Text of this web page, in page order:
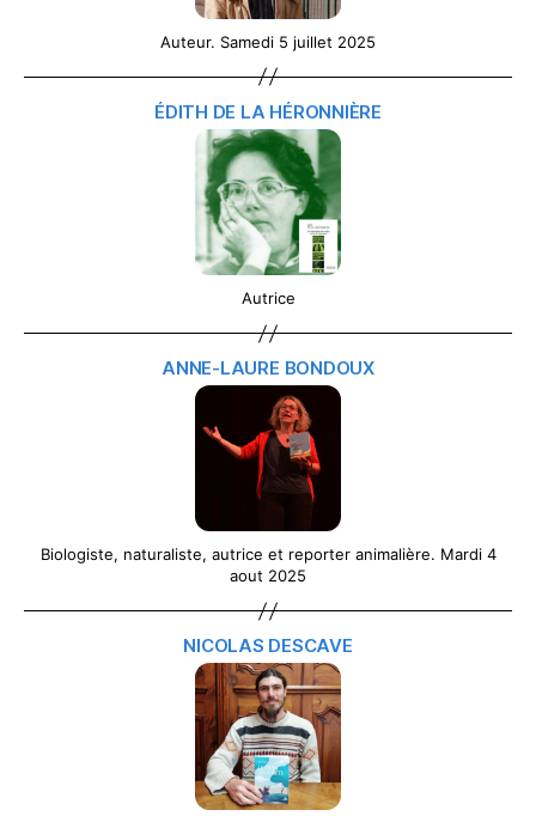
Auteur. Samedi 5 juillet 2025
ÉDITH DE LA HÉRONNIÈRE
Autrice
ANNE-LAURE BONDOUX
Biologiste, naturaliste, autrice et reporter animalière. Mardi 4
aout 2025
NICOLAS DESCAVE